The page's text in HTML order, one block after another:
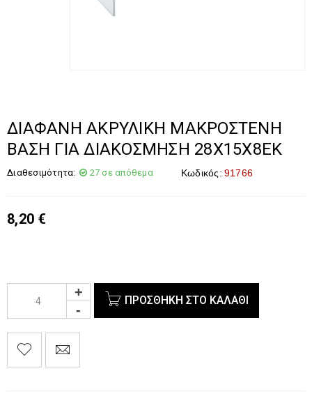
ΔΙΑΦΑΝΗ ΑΚΡΥΛΙΚΗ ΜΑΚΡΟΣΤΕΝΗ
ΒΑΣΗ ΓΙΑ ΔΙΑΚΟΣΜΗΣΗ 28Χ15Χ8ΕΚ
Διαθεσιμότητα: 27 σε απόθεμα Κωδικός: 91766
8,20 €
ΠΡΟΣΘΉΚΗ ΣΤΟ ΚΑΛΆΘΙ